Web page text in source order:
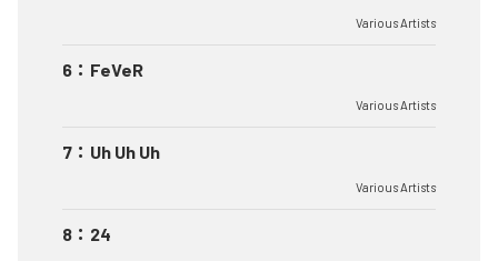
Various Artists
6 ： FeVeR
Various Artists
7 ： Uh Uh Uh
Various Artists
8 ： 24